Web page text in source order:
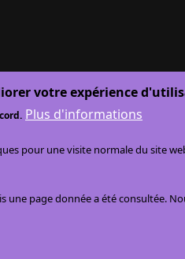
votre expérience
Plus d'informations
pour une visite normale du site
page donnée a été consultée.